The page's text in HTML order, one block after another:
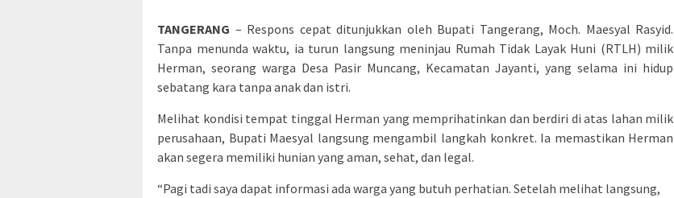
TANGERANG – Respons cepat ditunjukkan oleh Bupati Tangerang, Moch. Maesyal Rasyid.
Tanpa menunda waktu, ia turun langsung meninjau Rumah Tidak Layak Huni (RTLH) milik
Herman, seorang warga Desa Pasir Muncang, Kecamatan Jayanti, yang selama ini hidup
sebatang kara tanpa anak dan istri.
Melihat kondisi tempat tinggal Herman yang memprihatinkan dan berdiri di atas lahan milik
perusahaan, Bupati Maesyal langsung mengambil langkah konkret. Ia memastikan Herman
akan segera memiliki hunian yang aman, sehat, dan legal.
“Pagi tadi saya dapat informasi ada warga yang butuh perhatian. Setelah melihat langsung,